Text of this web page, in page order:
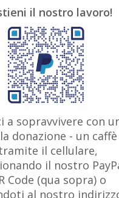
painter American
Art Armenian
Art Institute of
-
Art Austrian
Art Awarded
Baroque Art
Art Bohemian Art
Art Brazilian Art
Museum Brooklyn
Art Burmese Art
Chilean
il nostro lavoro!
a sopravvivere con
donazione - un caffè
il cellulare,
il nostro
Code (qua sopra) o
al nostro